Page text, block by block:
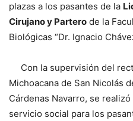
plazas a los pasantes de la
Cirujano y Partero de la
Biológicas “Dr. Ignacio
Con la supervisión del
Michoacana de San Nicolás
Cárdenas Navarro, se
servicio social para los